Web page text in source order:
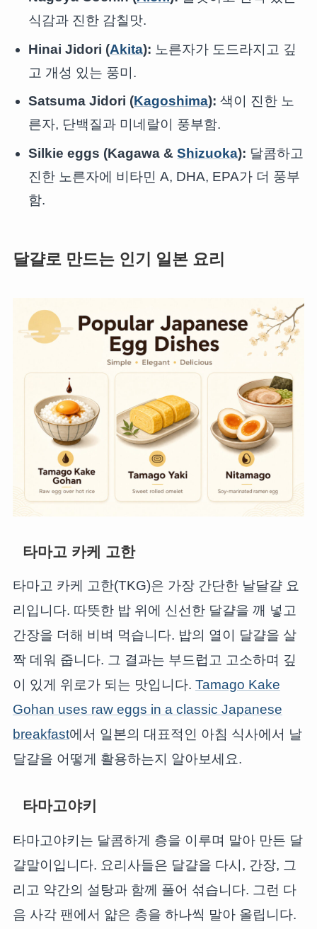
식감과 진한 감칠맛.
Hinai Jidori (Akita): 노른자가 도드라지고 깊
고 개성 있는 풍미.
Satsuma Jidori (Kagoshima): 색이 진한 노
른자, 단백질과 미네랄이 풍부함.
Silkie eggs (Kagawa &Shizuoka): 달콤하고
진한 노른자에 비타민 A, DHA, EPA가 더 풍부
함.
달걀로 만드는 인기 일본 요리
타마고 카케 고한
타마고 카케 고한(TKG)은 가장 간단한 날달걀 요
리입니다. 따뜻한 밥 위에 신선한 달걀을 깨 넣고
간장을 더해 비벼 먹습니다. 밥의 열이 달걀을 살
짝 데워 줍니다. 그 결과는 부드럽고 고소하며 깊
이 있게 위로가 되는 맛입니다. Tamago Kake
Gohan uses raw eggs in a classic Japanese
breakfast에서 일본의 대표적인 아침 식사에서 날
달걀을 어떻게 활용하는지 알아보세요.
타마고야키
타마고야키는 달콤하게 층을 이루며 말아 만든 달
걀말이입니다. 요리사들은 달걀을 다시, 간장, 그
리고 약간의 설탕과 함께 풀어 섞습니다. 그런 다
음 사각 팬에서 얇은 층을 하나씩 말아 올립니다.